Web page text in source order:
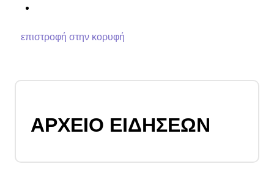
επιστροφή στην κορυφή
ΑΡΧΕΙΟ ΕΙΔΗΣΕΩΝ